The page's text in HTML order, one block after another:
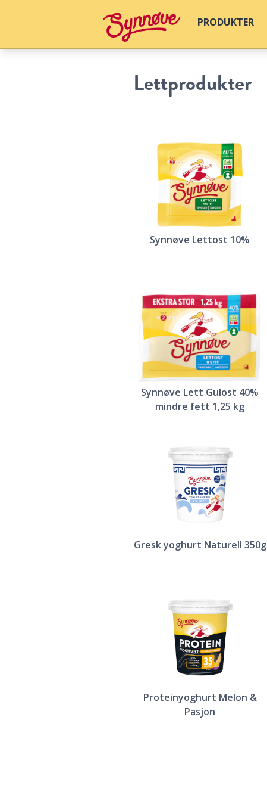
PRODUKTER
Lettprodukter
Synnøve Lettost 10%
Synnøve Lett Gulost 40%
mindre fett 1,25 kg
Gresk yoghurt Naturell 350g
Proteinyoghurt Melon &
Pasjon